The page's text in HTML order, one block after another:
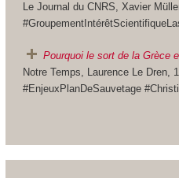
Le Journal du CNRS, Xavier
Pourquoi le sort de la Grèce
Notre Temps, Laurence Le Dren,
#EnjeuxPlanDeSauvetage